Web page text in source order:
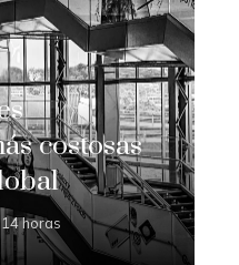
costosas
horas